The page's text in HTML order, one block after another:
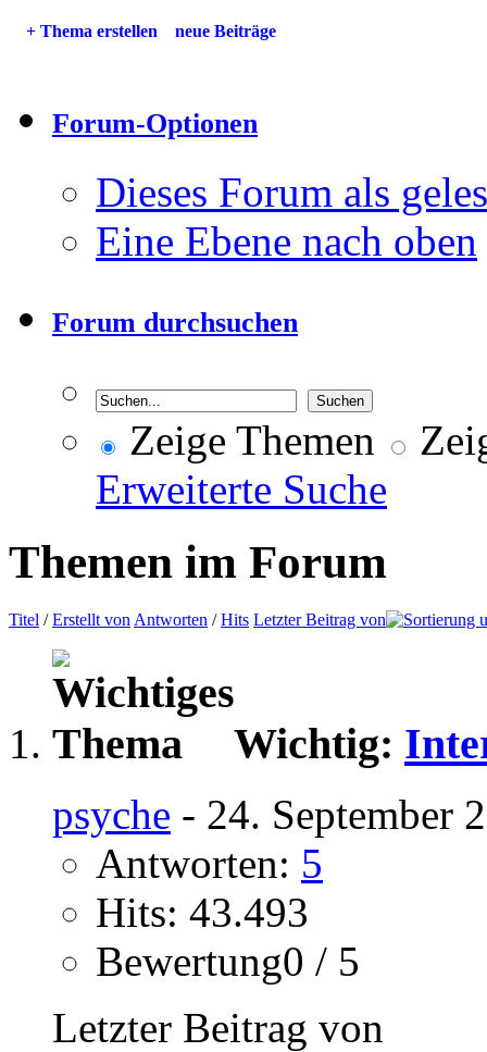
+ Thema erstellen neue Beiträge
Forum-Optionen
Dieses Forum als
Eine Ebene nach oben
Forum durchsuchen
Zeige Themen
Erweiterte Suche
Themen im Forum
Titel /Erstellt von Antworten /Hits Letzter Beitrag von
Wichtig:
psyche - 24. September
Antworten: 5
Hits: 43.493
Bewertung0 / 5
Letzter Beitrag von